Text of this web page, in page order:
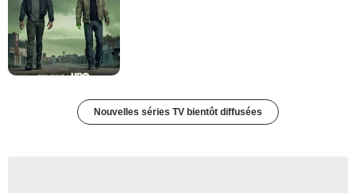
Nouvelles séries TV bientôt diffusées